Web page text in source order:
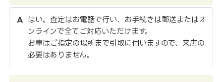
はい。査定はお電話で行い、お手続きは郵送またはオ
ンラインで全てご対応いただけます。
お車はご指定の場所まで引取に伺いますので、来店の
必要はありません。